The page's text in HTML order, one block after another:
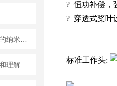
? 恒功补偿，
? 穿透式桨叶
标准工作头: